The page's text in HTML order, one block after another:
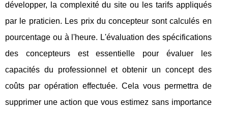
développer, la complexité du site ou les tarifs appliqués
par le praticien. Les prix du concepteur sont calculés en
pourcentage ou à l'heure. L'évaluation des spécifications
des concepteurs est essentielle pour évaluer les
capacités du professionnel et obtenir un concept des
coûts par opération effectuée. Cela vous permettra de
supprimer une action que vous estimez sans importance